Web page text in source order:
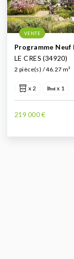
VENTE
LE CRES (34920)
2 pièce(s) / 46.27 m²
x 2 x 1
219 000 €